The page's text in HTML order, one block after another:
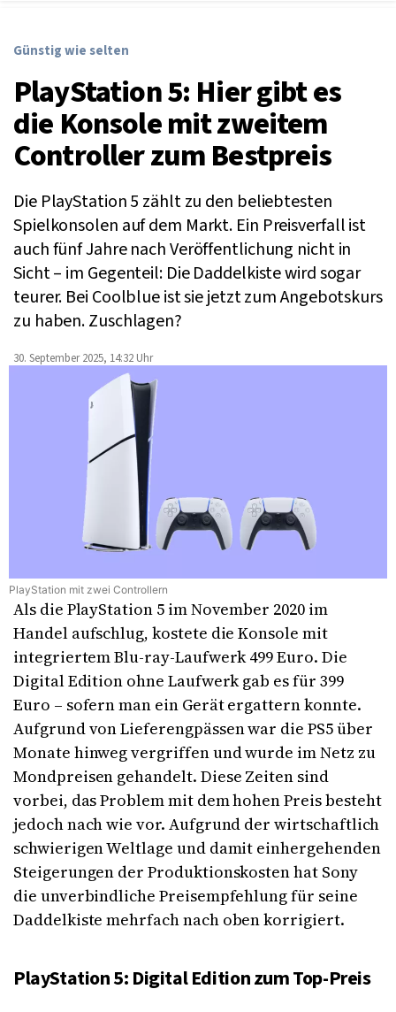
Günstig wie selten
PlayStation 5: Hier gibt es
die Konsole mit zweitem
Controller zum Bestpreis
Die PlayStation 5 zählt zu den beliebtesten
Spielkonsolen auf dem Markt. Ein Preisverfall ist
auch fünf Jahre nach Veröffentlichung nicht in
Sicht – im Gegenteil: Die Daddelkiste wird sogar
teurer. Bei Coolblue ist sie jetzt zum Angebotskurs
zu haben. Zuschlagen?
30. September 2025, 14:32 Uhr
PlayStation mit zwei Controllern
Als die PlayStation 5 im November 2020 im
Handel aufschlug, kostete die Konsole mit
integriertem Blu-ray-Laufwerk 499 Euro. Die
Digital Edition ohne Laufwerk gab es für 399
Euro – sofern man ein Gerät ergattern konnte.
Aufgrund von Lieferengpässen war die PS5 über
Monate hinweg vergriffen und wurde im Netz zu
Mondpreisen gehandelt. Diese Zeiten sind
vorbei, das Problem mit dem hohen Preis besteht
jedoch nach wie vor. Aufgrund der wirtschaftlich
schwierigen Weltlage und damit einhergehenden
Steigerungen der Produktionskosten hat Sony
die unverbindliche Preisempfehlung für seine
Daddelkiste mehrfach nach oben korrigiert.
PlayStation 5: Digital Edition zum Top-Preis